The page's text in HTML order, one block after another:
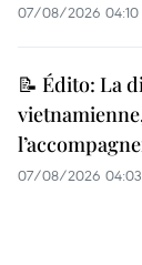
07/08/2026 04:10
📝 Édito: La
07/08/2026 04:03